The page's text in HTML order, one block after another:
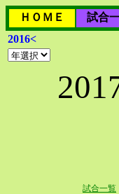
ＨＯＭＥ 試合
2016<
試合一覧